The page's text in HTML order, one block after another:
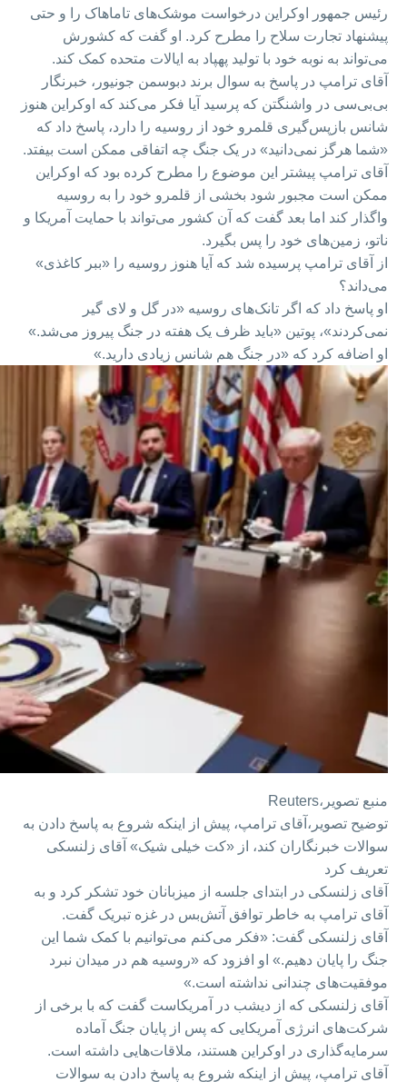
رئیس جمهور اوکراین درخواست موشک‌های تاماهاک را و حتی
پیشنهاد تجارت سلاح را مطرح کرد. او گفت که کشورش
می‌تواند به نوبه خود با تولید پهپاد به ایالات متحده کمک کند.
آقای ترامپ در پاسخ به سوال برند دبوسمن جونیور،‌ خبرنگار
بی‌بی‌سی در واشنگتن که پرسید آیا فکر می‌کند که اوکراین هنوز
شانس بازپس‌گیری قلمرو خود از روسیه را دارد،‌ پاسخ داد که
«شما هرگز نمی‌دانید» در یک جنگ چه اتفاقی ممکن است بیفتد.
آقای ترامپ پیشتر این موضوع را مطرح کرده بود که اوکراین
ممکن است مجبور شود بخشی از قلمرو خود را به روسیه
واگذار کند اما بعد گفت که آن کشور می‌تواند با حمایت آمریکا و
ناتو، زمین‌های خود را پس بگیرد.
از آقای ترامپ پرسیده شد که آیا هنوز روسیه را «ببر کاغذی»
می‌داند؟
او پاسخ داد که اگر تانک‌های روسیه «در گل و لای گیر
نمی‌کردند»، پوتین «باید ظرف یک هفته در جنگ پیروز می‌شد.»
او اضافه کرد که «در جنگ هم شانس زیادی دارید.»
منبع تصویر،Reuters
توضیح تصویر، آقای ترامپ، پیش از اینکه شروع به پاسخ دادن به
سوالات خبرنگاران کند،‌ از «کت خیلی شیک» آقای زلنسکی
تعریف کرد
آقای زلنسکی در ابتدای جلسه از میزبانان خود تشکر کرد و به
آقای ترامپ به خاطر توافق آتش‌بس در غزه تبریک گفت.
آقای زلنسکی گفت: «فکر می‌کنم می‌توانیم با کمک شما این
جنگ را پایان دهیم.» او افزود که «روسیه هم در میدان نبرد
موفقیت‌های چندانی نداشته است.»
آقای زلنسکی که از دیشب در آمریکاست گفت که با برخی از
شرکت‌های انرژی آمریکایی که پس از پایان جنگ آماده
سرمایه‌گذاری در اوکراین هستند،‌ ملاقات‌هایی داشته است.
آقای ترامپ، پیش از اینکه شروع به پاسخ دادن به سوالات